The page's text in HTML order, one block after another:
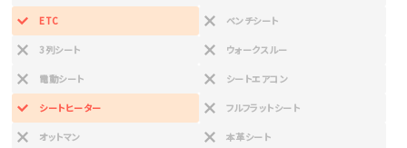
ETC ベンチシート
3列シート ウォークスルー
電動シート シートエアコン
シートヒーター フルフラットシート
オットマン 本革シート